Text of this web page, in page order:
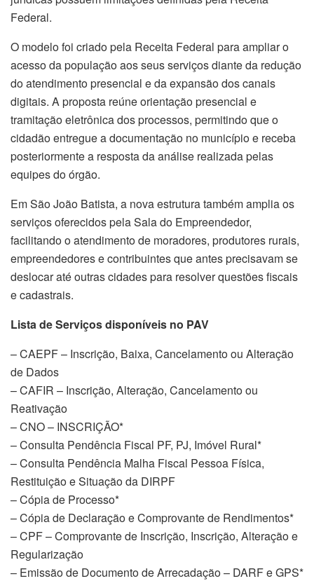
Federal.
O modelo foi criado pela Receita Federal para ampliar o
acesso da população aos seus serviços diante da redução
do atendimento presencial e da expansão dos canais
digitais. A proposta reúne orientação presencial e
tramitação eletrônica dos processos, permitindo que o
cidadão entregue a documentação no município e receba
posteriormente a resposta da análise realizada pelas
equipes do órgão.
Em São João Batista, a nova estrutura também amplia os
serviços oferecidos pela Sala do Empreendedor,
facilitando o atendimento de moradores, produtores rurais,
empreendedores e contribuintes que antes precisavam se
deslocar até outras cidades para resolver questões fiscais
e cadastrais.
Lista de Serviços disponíveis no PAV
– CAEPF – Inscrição, Baixa, Cancelamento ou Alteração
de Dados
– CAFIR – Inscrição, Alteração, Cancelamento ou
Reativação
– CNO – INSCRIÇÃO*
– Consulta Pendência Fiscal PF, PJ, Imóvel Rural*
– Consulta Pendência Malha Fiscal Pessoa Física,
Restituição e Situação da DIRPF
– Cópia de Processo*
– Cópia de Declaração e Comprovante de Rendimentos*
– CPF – Comprovante de Inscrição, Inscrição, Alteração e
Regularização
– Emissão de Documento de Arrecadação – DARF e GPS*